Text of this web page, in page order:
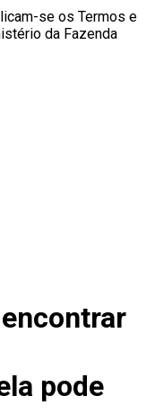
se os Termos e
da Fazenda
pode